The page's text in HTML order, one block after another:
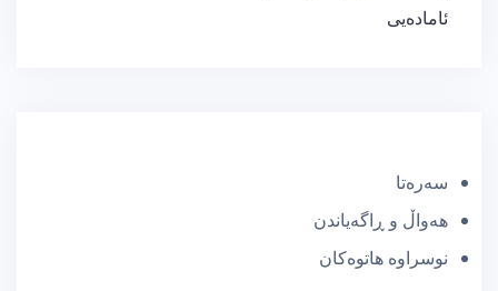
ئامادەیی
سەرەتا
هەواڵ و ڕاگەیاندن
نوسراوە هاتوەکان